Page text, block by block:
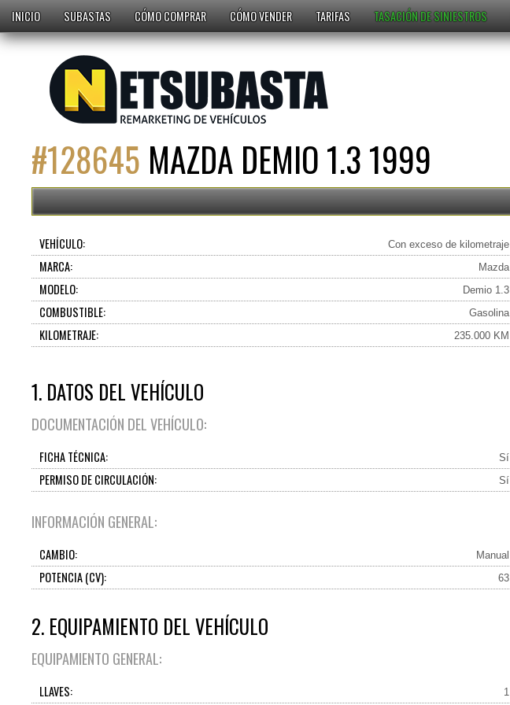
INICIO SUBASTAS CÓMO COMPRAR CÓMO VENDER TARIFAS TASACIÓN DE SINIESTROS
#128645 MAZDA DEMIO 1.3 1999
VEHÍCULO: Con exceso de kilometraje
MARCA: Mazda
MODELO: Demio 1.3
COMBUSTIBLE: Gasolina
KILOMETRAJE: 235.000 KM
1. DATOS DEL VEHÍCULO
DOCUMENTACIÓN DEL VEHÍCULO:
FICHA TÉCNICA: Sí
PERMISO DE CIRCULACIÓN: Sí
INFORMACIÓN GENERAL:
CAMBIO: Manual
POTENCIA (CV): 63
2. EQUIPAMIENTO DEL VEHÍCULO
EQUIPAMIENTO GENERAL:
LLAVES: 1